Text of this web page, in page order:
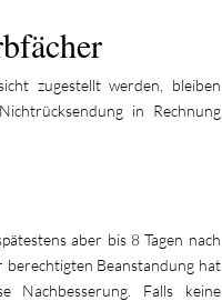
zugestellt werden, bleiben
in Rechnung
aber bis 8 Tagen nach
berechtigten Beanstandung hat
Nachbesserung. Falls keine